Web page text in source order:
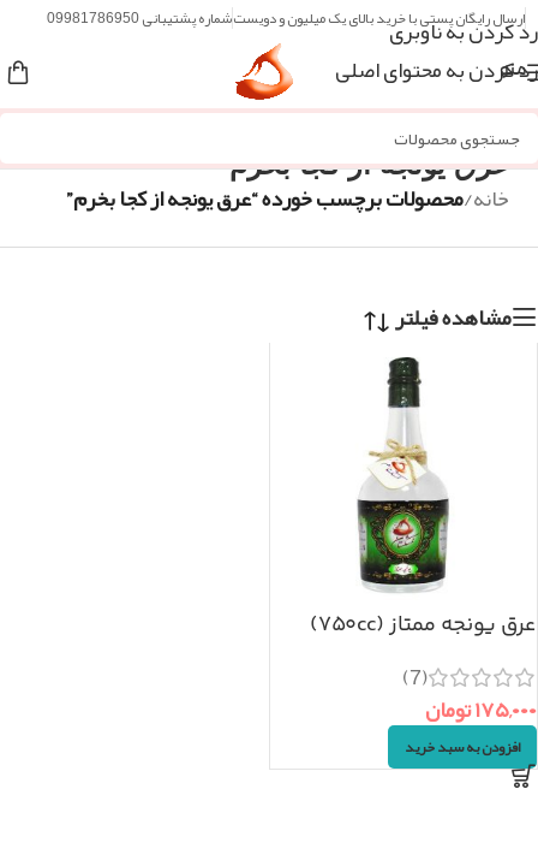
رد کردن به ناوبری
رد کردن به محتوای اصلی
ارسال رایگان پستی با خرید بالای یک میلیون و دویستشماره پشتیبانی 09981786950
منو
عرق یونجه از کجا بخرم
خانه/محصولات برچسب خورده “عرق یونجه از کجا بخرم”
مشاهده فیلتر
عرق یونجه ممتاز (۷۵۰cc)
(7)
۱۷۵,۰۰۰تومان
افزودن به سبد خرید